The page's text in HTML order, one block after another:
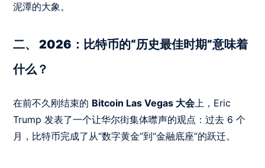
泥潭的大象。
二、 2026：比特币的“历史最佳时期”意味着
什么？
在前不久刚结束的 Bitcoin Las Vegas 大会上，Eric
Trump 发表了一个让华尔街集体噤声的观点：过去 6 个
月，比特币完成了从“数字黄金”到“金融底座”的跃迁。